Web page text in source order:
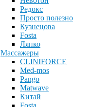
Редокс
Просто полезно
Кузнецова
Fosta
Ляпко
Массажеры
CLINIFORCE
Med-mos
Pango
Matwave
Китай
Fosta